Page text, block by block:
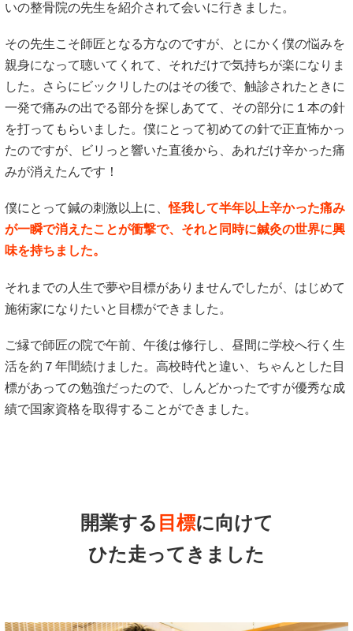
いの整骨院の先生を紹介されて会いに行きました。
その先生こそ師匠となる方なのですが、とにかく僕の悩みを
親身になって聴いてくれて、それだけで気持ちが楽になりま
した。さらにビックリしたのはその後で、触診されたときに
一発で痛みの出でる部分を探しあてて、その部分に１本の針
を打ってもらいました。僕にとって初めての針で正直怖かっ
たのですが、ビリっと響いた直後から、あれだけ辛かった痛
みが消えたんです！
僕にとって鍼の刺激以上に、怪我して半年以上辛かった痛み
が一瞬で消えたことが衝撃で、それと同時に鍼灸の世界に興
味を持ちました。
それまでの人生で夢や目標がありませんでしたが、はじめて
施術家になりたいと目標ができました。
ご縁で師匠の院で午前、午後は修行し、昼間に学校へ行く生
活を約７年間続けました。高校時代と違い、ちゃんとした目
標があっての勉強だったので、しんどかったですが優秀な成
績で国家資格を取得することができました。
開業する 目標に向けて
ひた走ってきました